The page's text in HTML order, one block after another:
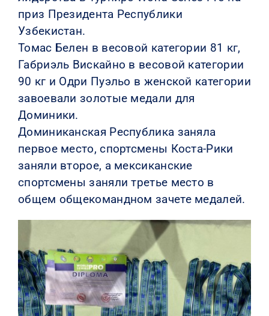
приз Президента Республики
Узбекистан.
Томас Белен в весовой категории 81 кг,
Габриэль Вискайно в весовой категории
90 кг и Одри Пуэльо в женской категории
завоевали золотые медали для
Доминики.
Доминиканская Республика заняла
первое место, спортсмены Коста-Рики
заняли второе, а мексиканские
спортсмены заняли третье место в
общем общекомандном зачете медалей.